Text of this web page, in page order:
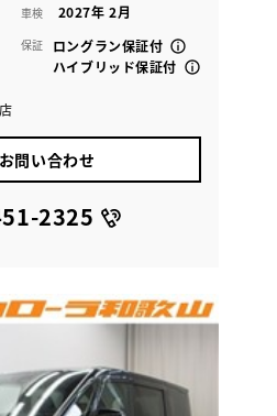
車検 2027年 2月
保証
ロングラン保証付
ハイブリッド保証付
問い合わせ
2325